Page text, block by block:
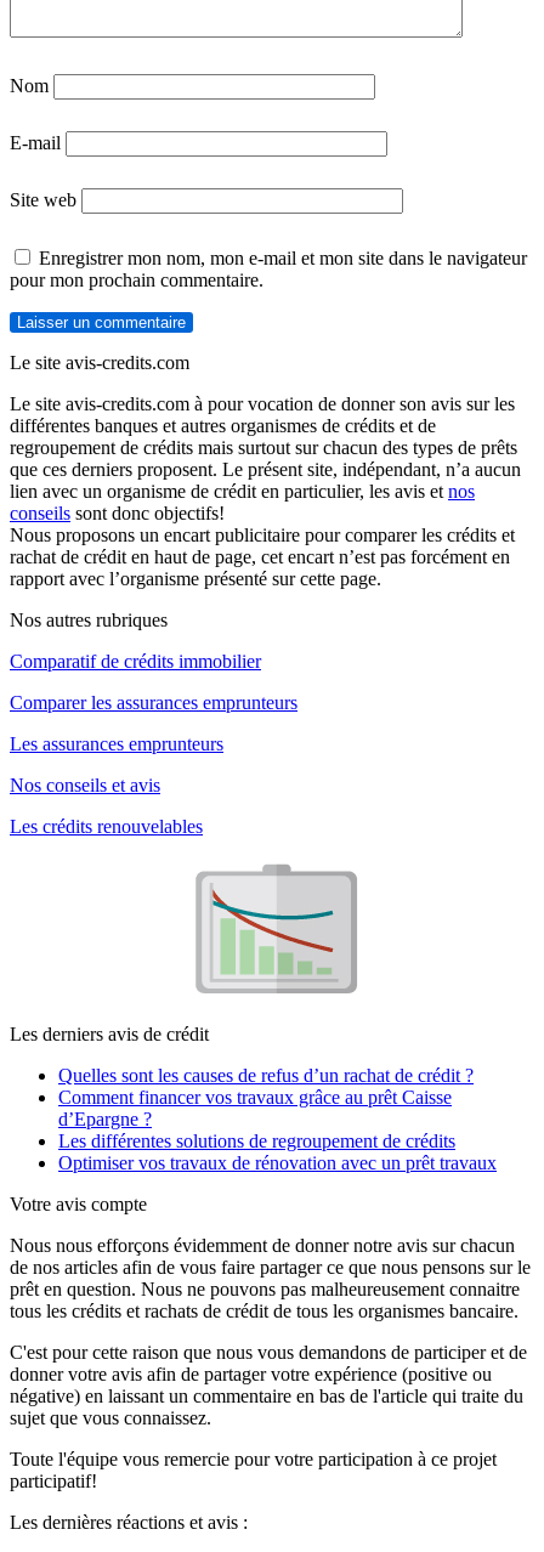
Nom
E-mail
Site web
Enregistrer mon nom, mon e-mail et mon site dans le navigateur
pour mon prochain commentaire.
Le site avis-credits.com
Le site avis-credits.com à pour vocation de donner son avis sur les
différentes banques et autres organismes de crédits et de
regroupement de crédits mais surtout sur chacun des types de prêts
que ces derniers proposent. Le présent site, indépendant, n’a aucun
lien avec un organisme de crédit en particulier, les avis et nos
conseils sont donc objectifs!
Nous proposons un encart publicitaire pour comparer les crédits et
rachat de crédit en haut de page, cet encart n’est pas forcément en
rapport avec l’organisme présenté sur cette page.
Nos autres rubriques
Comparatif de crédits immobilier
Comparer les assurances emprunteurs
Les assurances emprunteurs
Nos conseils et avis
Les crédits renouvelables
Les derniers avis de crédit
Quelles sont les causes de refus d’un rachat de crédit ?
Comment financer vos travaux grâce au prêt Caisse
d’Epargne ?
Les différentes solutions de regroupement de crédits
Optimiser vos travaux de rénovation avec un prêt travaux
Votre avis compte
Nous nous efforçons évidemment de donner notre avis sur chacun
de nos articles afin de vous faire partager ce que nous pensons sur le
prêt en question. Nous ne pouvons pas malheureusement connaitre
tous les crédits et rachats de crédit de tous les organismes bancaire.
C'est pour cette raison que nous vous demandons de participer et de
donner votre avis afin de partager votre expérience (positive ou
négative) en laissant un commentaire en bas de l'article qui traite du
sujet que vous connaissez.
Toute l'équipe vous remercie pour votre participation à ce projet
participatif!
Les dernières réactions et avis :